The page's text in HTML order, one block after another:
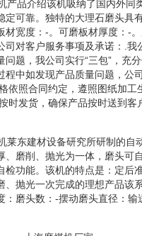
产品介绍该机吸纳了国内外
定可靠。独特的大理石磨头具
材宽度：-。可磨板材厚度：-
司对客户服务事项及承诺：.
问题，我公司实行“三包”，充
程中如发现产品质量问题，公
依照合同约定，遵照图纸加
时发货，确保产品按时送到
莱东建材设备研究所研制的自
、磨削、抛光为一体，磨头可
检功能。该机的特点是：定后
、抛光一次完成的理想产品该
：磨头数：-摆动磨头直径：